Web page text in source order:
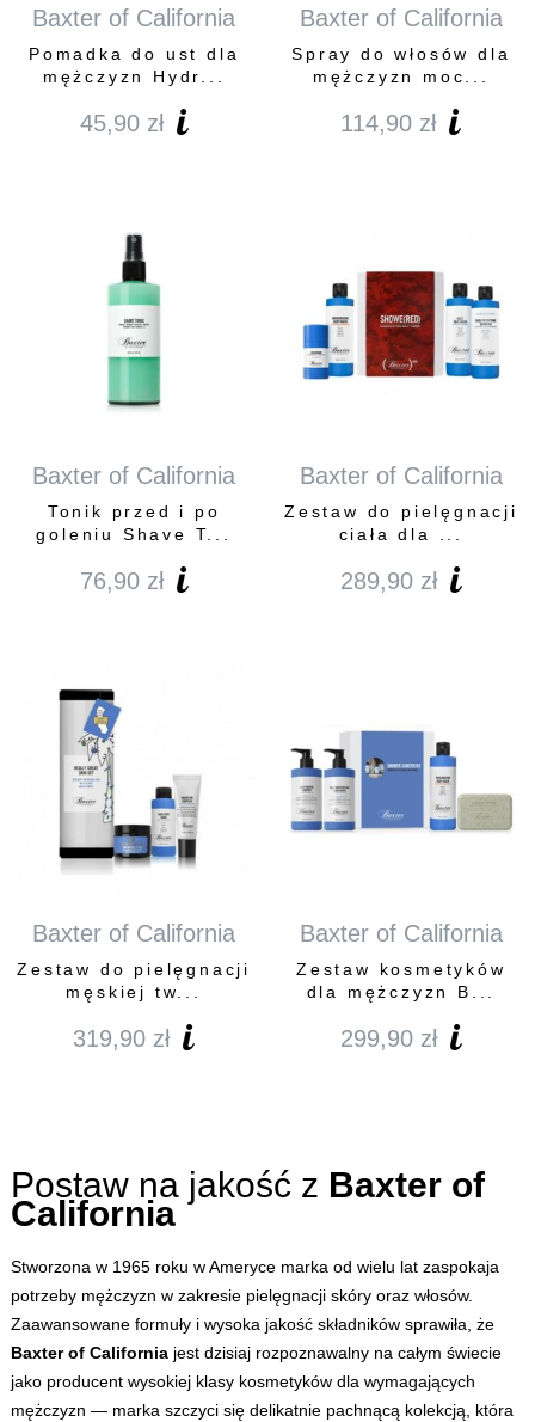
Baxter of California
Pomadka do ust dla
mężczyzn Hydr...
45,90 zł
Baxter of California
Spray do włosów dla
mężczyzn moc...
114,90 zł
Baxter of California
Tonik przed i po
goleniu Shave T...
76,90 zł
Baxter of California
Zestaw do pielęgnacji
ciała dla ...
289,90 zł
Baxter of California
Zestaw do pielęgnacji
męskiej tw...
319,90 zł
Baxter of California
Zestaw kosmetyków
dla mężczyzn B...
299,90 zł
Postaw na jakość z Baxter of
California
Stworzona w 1965 roku w Ameryce marka od wielu lat zaspokaja
potrzeby mężczyzn w zakresie pielęgnacji skóry oraz włosów.
Zaawansowane formuły i wysoka jakość składników sprawiła, że
Baxter of Californiajest dzisiaj rozpoznawalny na całym świecie
jako producent wysokiej klasy kosmetyków dla wymagających
mężczyzn — marka szczyci się delikatnie pachnącą kolekcją, która